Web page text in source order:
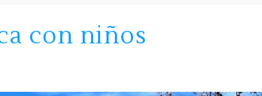
con niños